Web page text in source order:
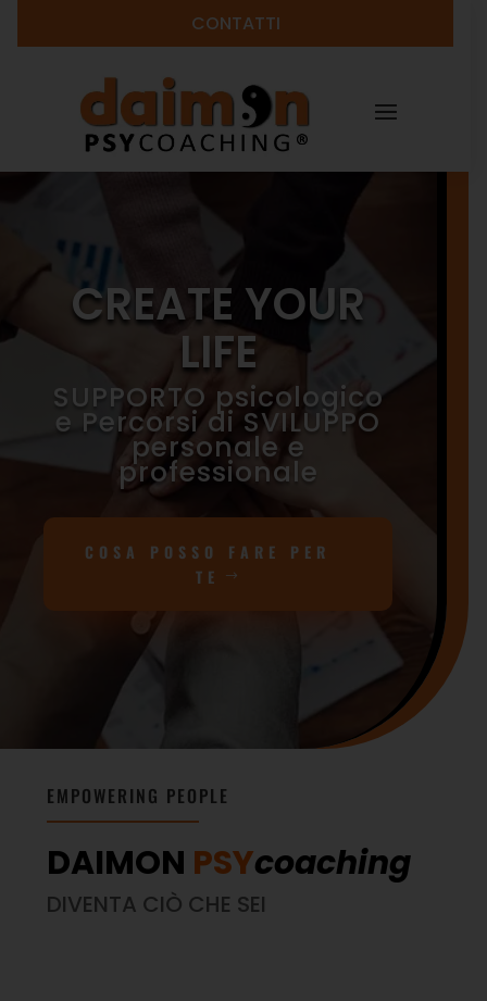
CONTATTI
CREATE YOUR
LIFE
SUPPORTO psicologico
e Percorsi di SVILUPPO
personale e
professionale
COSA POSSO FARE PER
TE
EMPOWERING PEOPLE
DAIMON PSYcoaching
DIVENTA CIÒ CHE SEI